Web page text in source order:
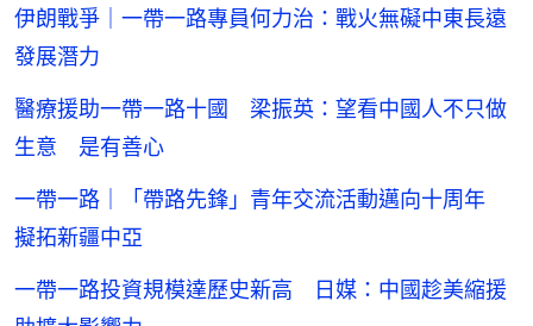
伊朗戰爭｜一帶一路專員何力治：戰火無礙中東長遠
發展潛力
醫療援助一帶一路十國 梁振英：望看中國人不只做
生意 是有善心
一帶一路｜「帶路先鋒」青年交流活動邁向十周年
擬拓新疆中亞
一帶一路投資規模達歷史新高 日媒：中國趁美縮援